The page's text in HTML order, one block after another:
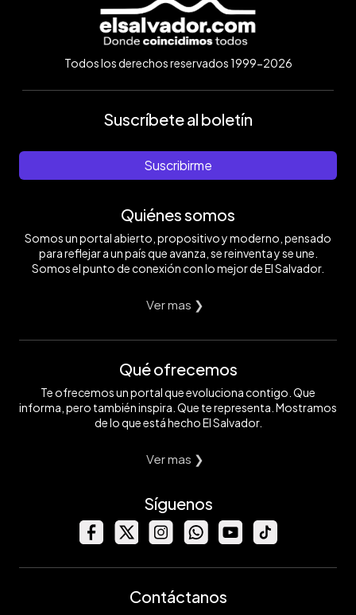
Todos los derechos reservados 1999-2026
Suscríbete al boletín
Suscribirme
Quiénes somos
Somos un portal abierto, propositivo y moderno, pensado
para reflejar a un país que avanza, se reinventa y se une.
Somos el punto de conexión con lo mejor de El Salvador.
Ver mas ❯
Qué ofrecemos
Te ofrecemos un portal que evoluciona contigo. Que
informa, pero también inspira. Que te representa. Mostramos
de lo que está hecho El Salvador.
Ver mas ❯
Síguenos
Contáctanos